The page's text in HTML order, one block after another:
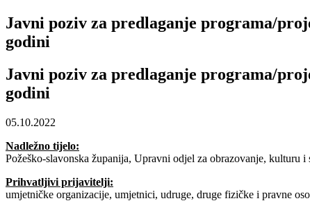
Javni poziv za predlaganje programa/
godini
Javni poziv za predlaganje programa/
godini
05.10.2022
Nadležno tijelo:
Požeško-slavonska županija, Upravni odjel za obrazovanje, kulturu i
Prihvatljivi prijavitelji:
umjetničke organizacije, umjetnici, udruge, druge fizičke i pravne